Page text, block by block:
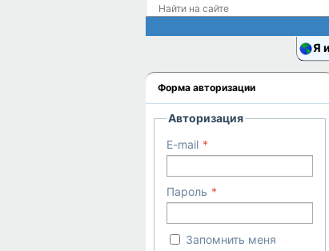
Я и
Форма авторизации
Авторизация
E-mail
Пароль
Запомнить меня